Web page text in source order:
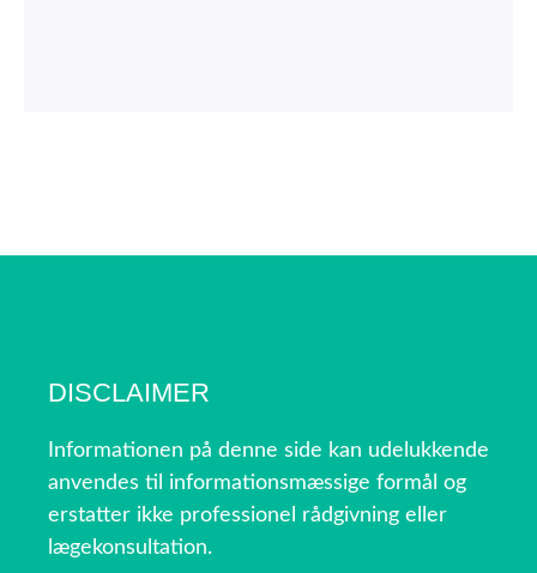
DISCLAIMER
Informationen på denne side kan udelukkende
anvendes til informationsmæssige formål og
erstatter ikke professionel rådgivning eller
lægekonsultation.